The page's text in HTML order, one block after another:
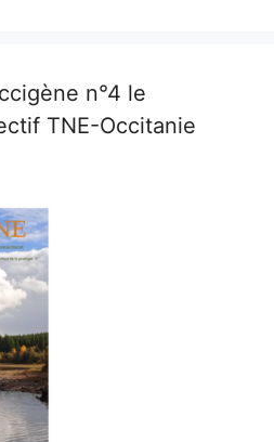
n°4 le
TNE-Occitanie